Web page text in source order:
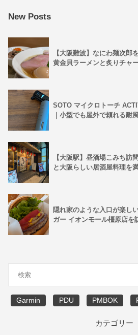
New Posts
【大阪難波】なにわ麺次郎
黄金貝ラーメンと炙りチャ
SOTO マイクロトーチ
｜小型でも屋外で頼れる耐
【大阪駅】昼酒場こみち訪
と大阪らしい居酒屋料理を
隠れ家のような入口が楽し
ガー イオンモール橿原店を
Garmin PDU PMBOK
カテゴリー